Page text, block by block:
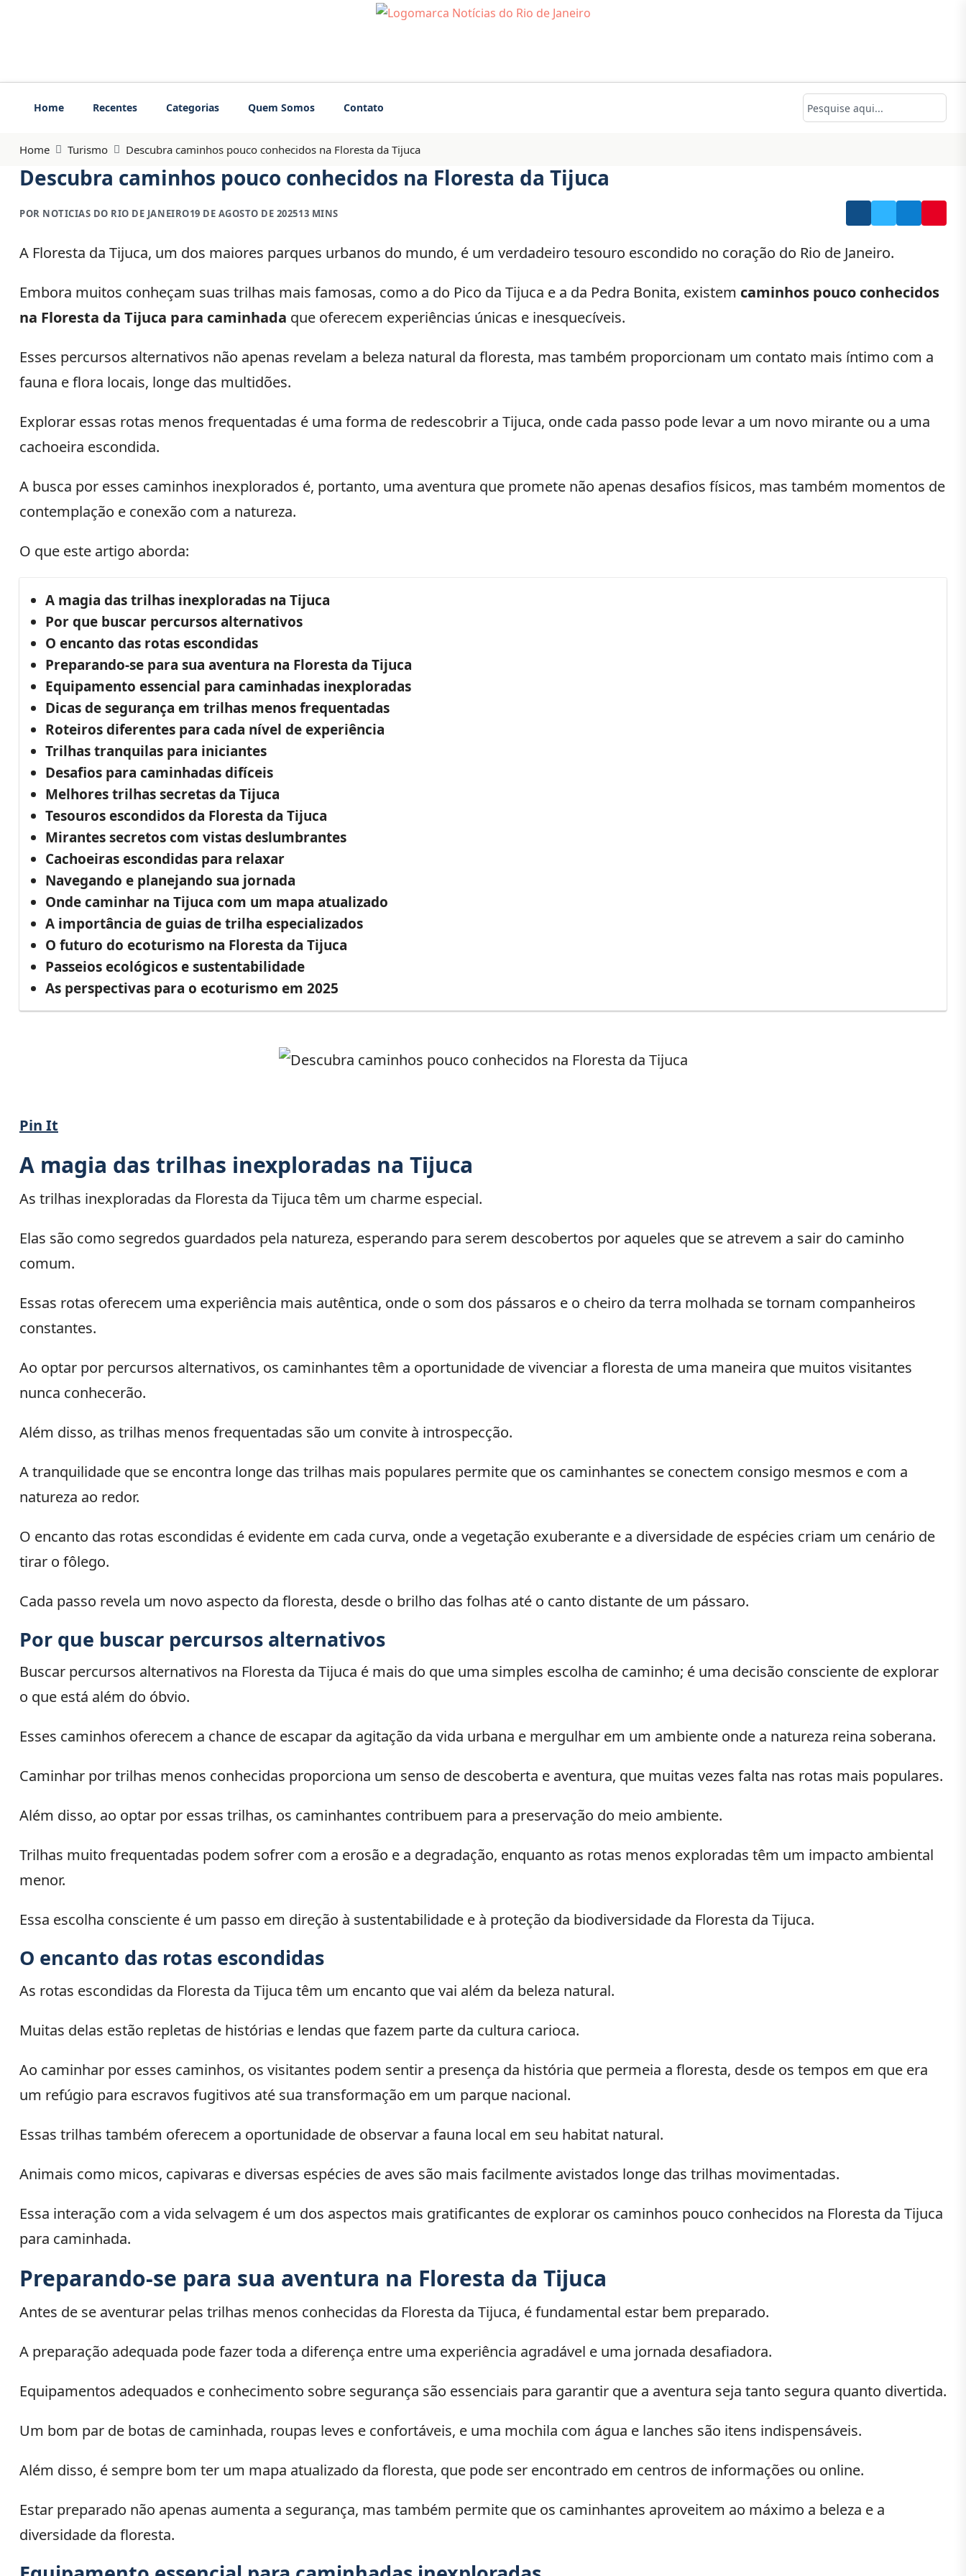
Home Recentes Categorias Quem Somos Contato
Home Turismo Descubra caminhos pouco conhecidos na Floresta da Tijuca
Descubra caminhos pouco conhecidos na Floresta da Tijuca
POR NOTICIAS DO RIO DE JANEIRO19 DE AGOSTO DE 202513 MINS
A Floresta da Tijuca, um dos maiores parques urbanos do mundo, é um verdadeiro tesouro escondido no coração do Rio de Janeiro.
Embora muitos conheçam suas trilhas mais famosas, como a do Pico da Tijuca e a da Pedra Bonita, existem caminhos pouco conhecidos
na Floresta da Tijuca para caminhada que oferecem experiências únicas e inesquecíveis.
Esses percursos alternativos não apenas revelam a beleza natural da floresta, mas também proporcionam um contato mais íntimo com a
fauna e flora locais, longe das multidões.
Explorar essas rotas menos frequentadas é uma forma de redescobrir a Tijuca, onde cada passo pode levar a um novo mirante ou a uma
cachoeira escondida.
A busca por esses caminhos inexplorados é, portanto, uma aventura que promete não apenas desafios físicos, mas também momentos de
contemplação e conexão com a natureza.
O que este artigo aborda:
A magia das trilhas inexploradas na Tijuca
Por que buscar percursos alternativos
O encanto das rotas escondidas
Preparando-se para sua aventura na Floresta da Tijuca
Equipamento essencial para caminhadas inexploradas
Dicas de segurança em trilhas menos frequentadas
Roteiros diferentes para cada nível de experiência
Trilhas tranquilas para iniciantes
Desafios para caminhadas difíceis
Melhores trilhas secretas da Tijuca
Tesouros escondidos da Floresta da Tijuca
Mirantes secretos com vistas deslumbrantes
Cachoeiras escondidas para relaxar
Navegando e planejando sua jornada
Onde caminhar na Tijuca com um mapa atualizado
A importância de guias de trilha especializados
O futuro do ecoturismo na Floresta da Tijuca
Passeios ecológicos e sustentabilidade
As perspectivas para o ecoturismo em 2025
Pin It
A magia das trilhas inexploradas na Tijuca
As trilhas inexploradas da Floresta da Tijuca têm um charme especial.
Elas são como segredos guardados pela natureza, esperando para serem descobertos por aqueles que se atrevem a sair do caminho
comum.
Essas rotas oferecem uma experiência mais autêntica, onde o som dos pássaros e o cheiro da terra molhada se tornam companheiros
constantes.
Ao optar por percursos alternativos, os caminhantes têm a oportunidade de vivenciar a floresta de uma maneira que muitos visitantes
nunca conhecerão.
Além disso, as trilhas menos frequentadas são um convite à introspecção.
A tranquilidade que se encontra longe das trilhas mais populares permite que os caminhantes se conectem consigo mesmos e com a
natureza ao redor.
O encanto das rotas escondidas é evidente em cada curva, onde a vegetação exuberante e a diversidade de espécies criam um cenário de
tirar o fôlego.
Cada passo revela um novo aspecto da floresta, desde o brilho das folhas até o canto distante de um pássaro.
Por que buscar percursos alternativos
Buscar percursos alternativos na Floresta da Tijuca é mais do que uma simples escolha de caminho; é uma decisão consciente de explorar
o que está além do óbvio.
Esses caminhos oferecem a chance de escapar da agitação da vida urbana e mergulhar em um ambiente onde a natureza reina soberana.
Caminhar por trilhas menos conhecidas proporciona um senso de descoberta e aventura, que muitas vezes falta nas rotas mais populares.
Além disso, ao optar por essas trilhas, os caminhantes contribuem para a preservação do meio ambiente.
Trilhas muito frequentadas podem sofrer com a erosão e a degradação, enquanto as rotas menos exploradas têm um impacto ambiental
menor.
Essa escolha consciente é um passo em direção à sustentabilidade e à proteção da biodiversidade da Floresta da Tijuca.
O encanto das rotas escondidas
As rotas escondidas da Floresta da Tijuca têm um encanto que vai além da beleza natural.
Muitas delas estão repletas de histórias e lendas que fazem parte da cultura carioca.
Ao caminhar por esses caminhos, os visitantes podem sentir a presença da história que permeia a floresta, desde os tempos em que era
um refúgio para escravos fugitivos até sua transformação em um parque nacional.
Essas trilhas também oferecem a oportunidade de observar a fauna local em seu habitat natural.
Animais como micos, capivaras e diversas espécies de aves são mais facilmente avistados longe das trilhas movimentadas.
Essa interação com a vida selvagem é um dos aspectos mais gratificantes de explorar os caminhos pouco conhecidos na Floresta da Tijuca
para caminhada.
Preparando-se para sua aventura na Floresta da Tijuca
Antes de se aventurar pelas trilhas menos conhecidas da Floresta da Tijuca, é fundamental estar bem preparado.
A preparação adequada pode fazer toda a diferença entre uma experiência agradável e uma jornada desafiadora.
Equipamentos adequados e conhecimento sobre segurança são essenciais para garantir que a aventura seja tanto segura quanto divertida.
Um bom par de botas de caminhada, roupas leves e confortáveis, e uma mochila com água e lanches são itens indispensáveis.
Além disso, é sempre bom ter um mapa atualizado da floresta, que pode ser encontrado em centros de informações ou online.
Estar preparado não apenas aumenta a segurança, mas também permite que os caminhantes aproveitem ao máximo a beleza e a
diversidade da floresta.